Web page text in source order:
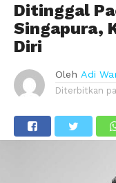
Ditinggal
Singapura,
Diri
Oleh Adi
Diterbitkan